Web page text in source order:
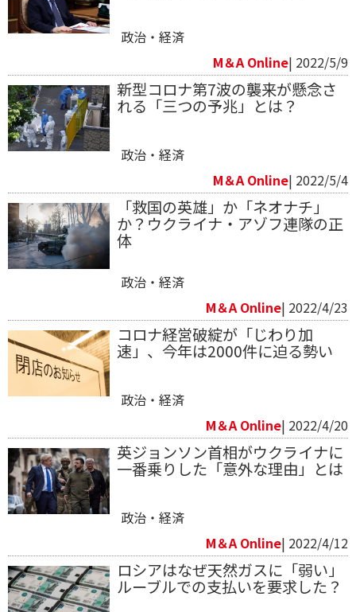
政治・経済
M＆A Online| 2022/5/9
新型コロナ第7波の襲来が懸念さ
れる「三つの予兆」とは？
政治・経済
M＆A Online| 2022/5/4
「救国の英雄」か「ネオナチ」
か？ウクライナ・アゾフ連隊の正
体
政治・経済
M＆A Online| 2022/4/23
コロナ経営破綻が「じわり加
速」、今年は2000件に迫る勢い
政治・経済
M＆A Online| 2022/4/20
英ジョンソン首相がウクライナに
一番乗りした「意外な理由」とは
政治・経済
M＆A Online| 2022/4/12
ロシアはなぜ天然ガスに「弱い」
ルーブルでの支払いを要求した？